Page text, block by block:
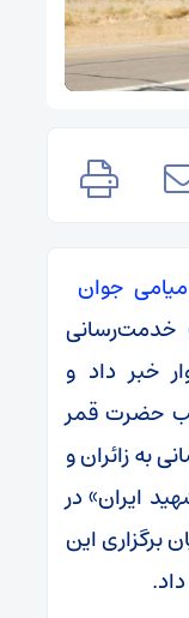
میامی جوان
خدمت‌رسانی
خبر داد و
حضرت قمر
به زائران و
ایران» در
برگزاری این